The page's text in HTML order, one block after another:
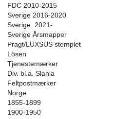
FDC 2010-2015
Sverige 2016-2020
Sverige. 2021-
Sverige Årsmapper
Pragt/LUXSUS stemplet
Lösen
Tjenestemærker
Div. bl.a. Slania
Feltpostmærker
Norge
1855-1899
1900-1950